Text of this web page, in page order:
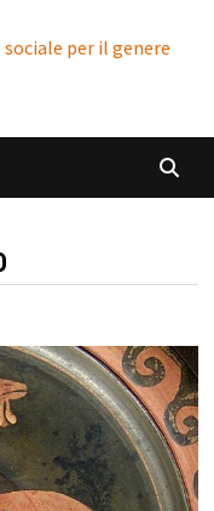
per il genere